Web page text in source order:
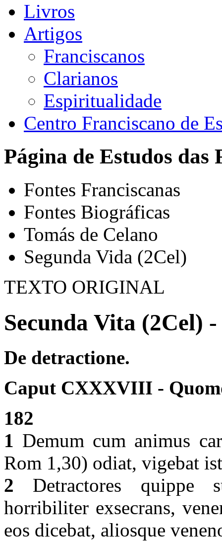
Livros
Artigos
Franciscanos
Clarianos
Espiritualidade
Centro Franciscano de
Página de Estudos das
Fontes Franciscanas
Fontes Biográficas
Tomás de Celano
Segunda Vida (2Cel)
TEXTO ORIGINAL
Secunda Vita (2Cel) -
De detractione.
Caput CXXXVIII -
182
1 Demum cum animus
Rom 1,30) odiat, vigebat
2 Detractores quippe
horribiliter exsecrans,
eos dicebat, aliosque